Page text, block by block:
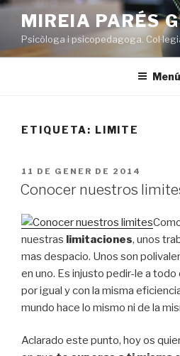
Vés
contingut
MIREIA PARÉS
Psicòloga i psicopedagoga.
Menú
ETIQUETA: LIMITE
PUBLICAT
A
11 DE GENER DE 2014
Conocer nuestros
nuestras limitaciones, unos
mas despacio. Unos son
en uno. Es injusto pedir-le a
por igual y con la misma
mundo hace lo mismo ni de la
Aclarado este punto, hoy os